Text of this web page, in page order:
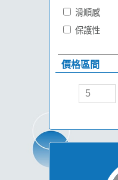
滑順感
保護性
價格區間